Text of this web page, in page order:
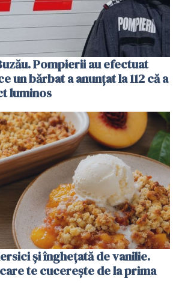
Pompierii au efectuat
un bărbat a anunțat la 112 că a
luminos
și înghețată de vanilie.
te cucerește de la prima